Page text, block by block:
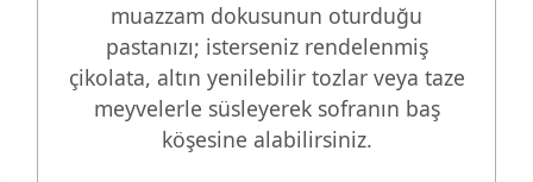
muazzam dokusunun oturduğu
pastanızı; isterseniz rendelenmiş
çikolata, altın yenilebilir tozlar veya taze
meyvelerle süsleyerek sofranın baş
köşesine alabilirsiniz.